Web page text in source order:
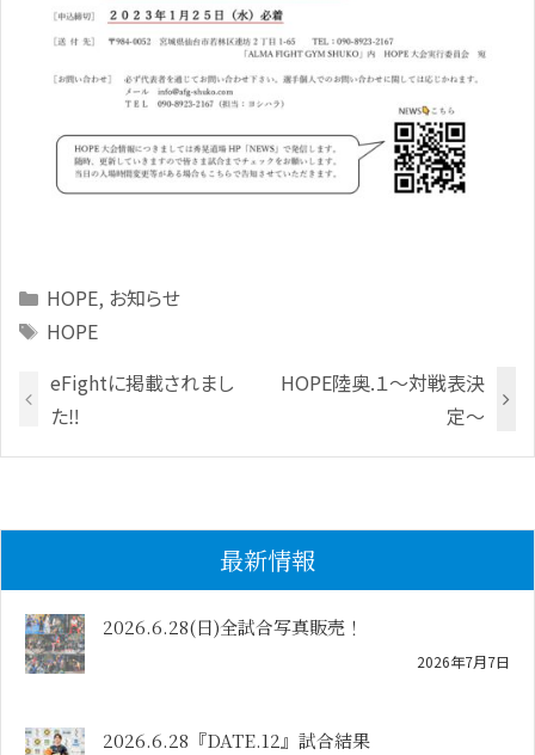
Categories
HOPE, お知らせ
Tags
HOPE
eFightに掲載されまし
た‼️
HOPE陸奥.１～対戦表決
定～
最新情報
2026.6.28(日)全試合写真販売！
2026年7月7日
2026.6.28『DATE.12』試合結果